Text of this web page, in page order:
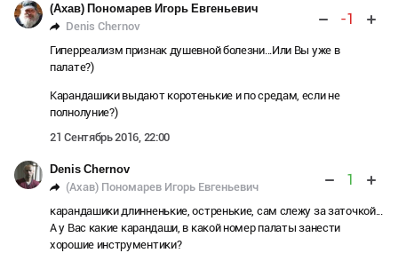
(Ахав) Пономарев Игорь Евгеньевич
Denis Chernov
-1
Гиперреализм признак душевной болезни...Или Вы уже в
палате?)
Карандашики выдают коротенькие и по средам, если не
полнолуние?)
21 Сентябрь 2016, 22:00
Denis Chernov
(Ахав) Пономарев Игорь Евгеньевич
1
карандашики длинненькие, остренькие, сам слежу за заточкой...
А у Вас какие карандаши, в какой номер палаты занести
хорошие инструментики?